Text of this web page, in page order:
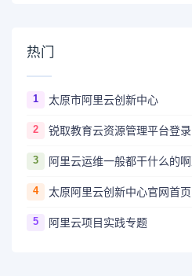
热门
1 太原市阿里云创新中心
2 锐取教育云资源管理平台登录
3 阿里云运维一般都干什么的
4 太原阿里云创新中心官网首页
5 阿里云项目实践专题